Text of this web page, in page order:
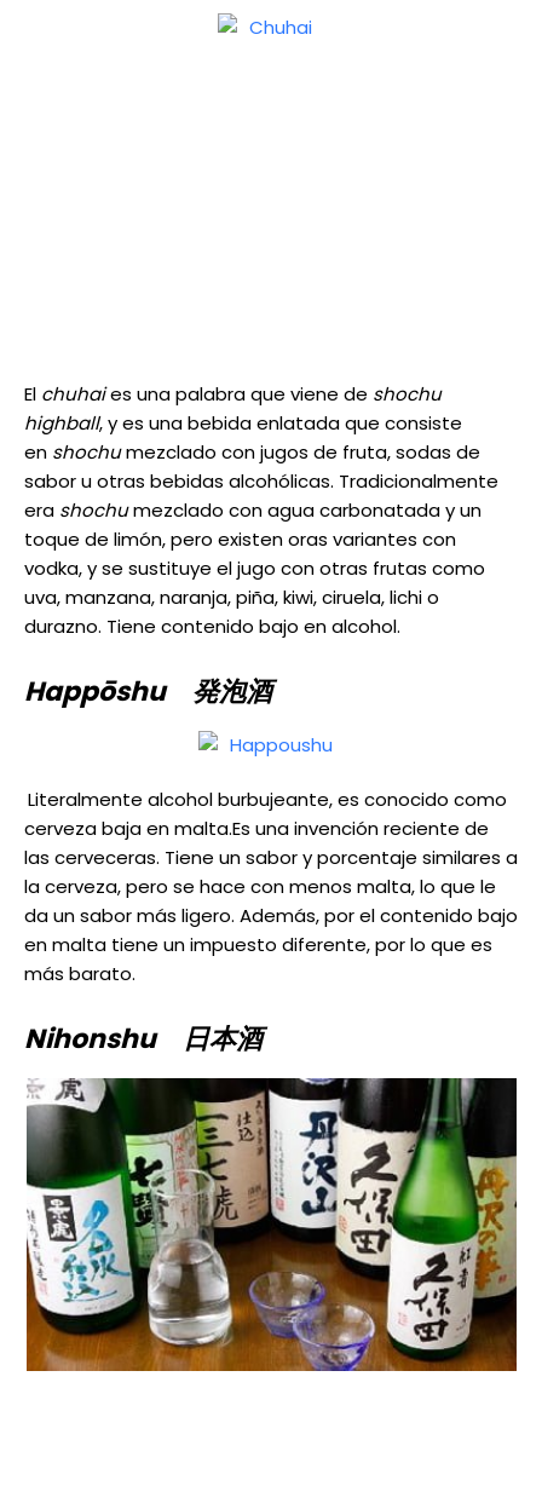
El chuhaies una palabra que viene de shochu
highball, y es una bebida enlatada que consiste
en shochumezclado con jugos de fruta, sodas de
sabor u otras bebidas alcohólicas. Tradicionalmente
era shochumezclado con agua carbonatada y un
toque de limón, pero existen oras variantes con
vodka, y se sustituye el jugo con otras frutas como
uva, manzana, naranja, piña, kiwi, ciruela, lichi o
durazno. Tiene contenido bajo en alcohol.
Happōshu 発泡酒
Literalmente alcohol burbujeante, es conocido como
cerveza baja en malta.Es una invención reciente de
las cerveceras. Tiene un sabor y porcentaje similares a
la cerveza, pero se hace con menos malta, lo que le
da un sabor más ligero. Además, por el contenido bajo
en malta tiene un impuesto diferente, por lo que es
más barato.
Nihonshu 日本酒